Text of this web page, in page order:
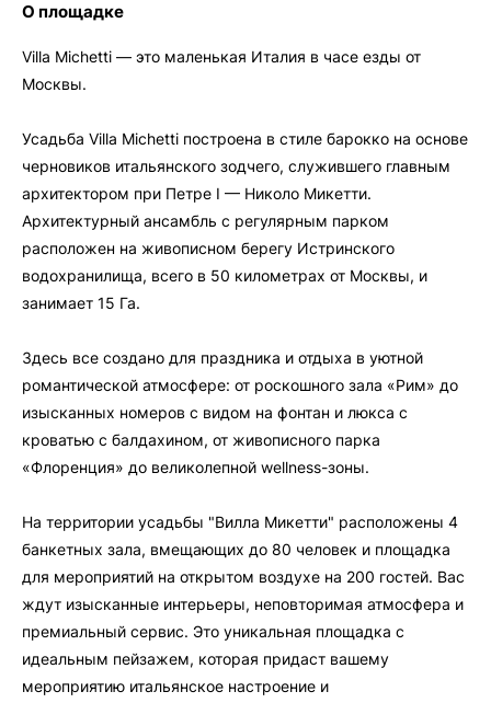
О площадке
Villa Michetti — это маленькая Италия в часе езды от
Москвы.
Усадьба Villa Michetti построена в стиле барокко на основе
черновиков итальянского зодчего, служившего главным
архитектором при Петре I — Николо Микетти.
Архитектурный ансамбль с регулярным парком
расположен на живописном берегу Истринского
водохранилища, всего в 50 километрах от Москвы, и
занимает 15 Га.
Здесь все создано для праздника и отдыха в уютной
романтической атмосфере: от роскошного зала «Рим» до
изысканных номеров с видом на фонтан и люкса с
кроватью с балдахином, от живописного парка
«Флоренция» до великолепной wellness-зоны.
На территории усадьбы "Вилла Микетти" расположены 4
банкетных зала, вмещающих до 80 человек и площадка
для мероприятий на открытом воздухе на 200 гостей. Вас
ждут изысканные интерьеры, неповторимая атмосфера и
премиальный сервис. Это уникальная площадка с
идеальным пейзажем, которая придаст вашему
мероприятию итальянское настроение и